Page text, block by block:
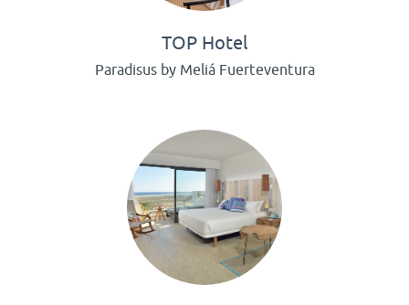
TOP Hotel
Paradisus by Meliá Fuerteventura